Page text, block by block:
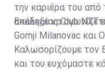
την καριέρα του από
ακαδημίας Club NXT
Gornji Milanovac και
Επέλεξε να
Καλωσορίζουμε τον
και του ευχόμαστε